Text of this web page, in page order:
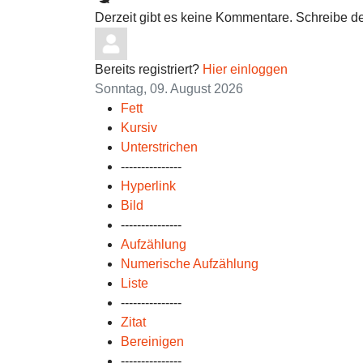
Derzeit gibt es keine Kommentare. Schreibe
Bereits registriert? Hier einloggen
Sonntag, 09. August 2026
Fett
Kursiv
Unterstrichen
---------------
Hyperlink
Bild
---------------
Aufzählung
Numerische Aufzählung
Liste
---------------
Zitat
Bereinigen